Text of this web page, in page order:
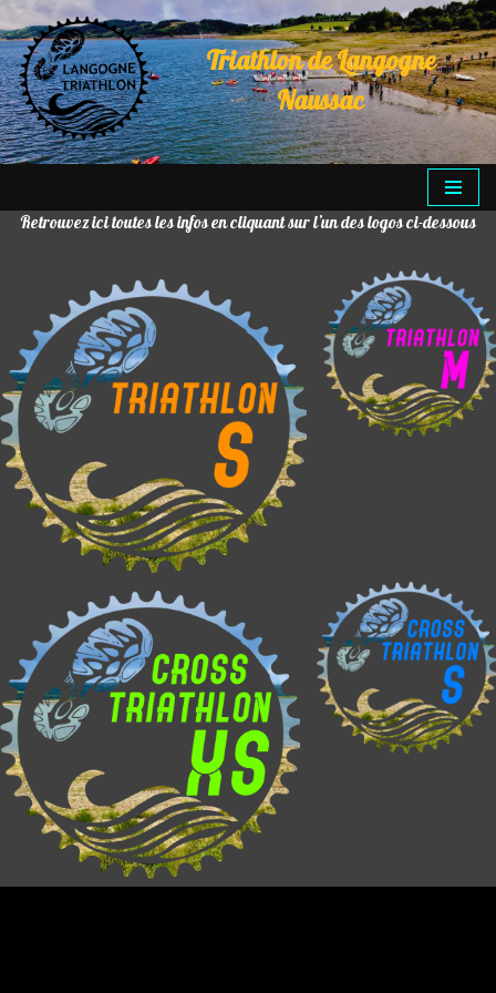
Aller
au
contenu
Triathlon de Langogne
Naussac
Retrouvez ici toutes les infos en cliquant sur l’un des logos ci-dessous